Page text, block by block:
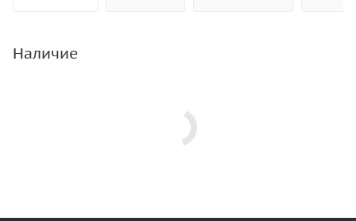
Наличие